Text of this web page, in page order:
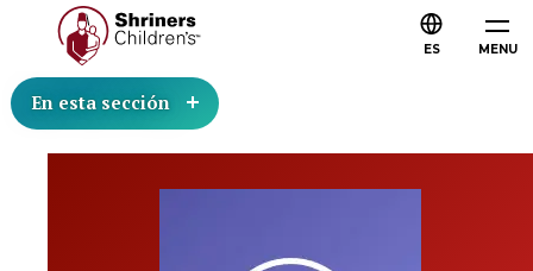
MENU
ES
En esta sección